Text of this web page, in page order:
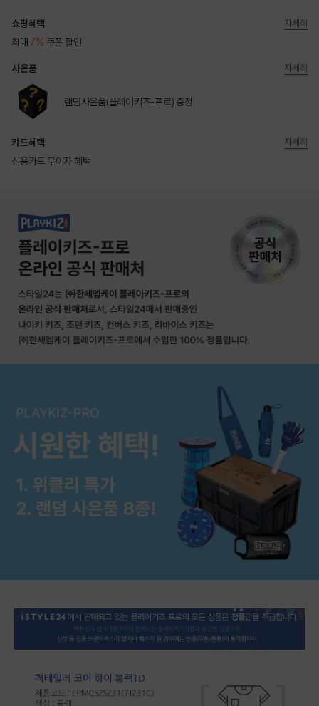
쇼핑혜택
최대 7% 쿠폰 할인
자세히
사은품
랜덤사은품(플레이키즈-프로) 증정
자세히
카드혜택
신용카드 무이자 혜택
자세히